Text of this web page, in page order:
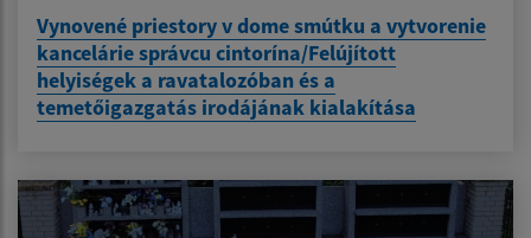
Vynovené priestory v dome smútku a vytvorenie
kancelárie správcu cintorína/Felújított
helyiségek a ravatalozóban és a
temetőigazgatás irodájának kialakítása